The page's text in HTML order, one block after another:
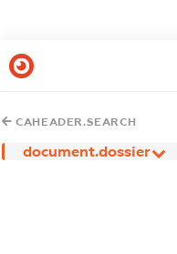
CAHEADER.SEARCH
document.dossier